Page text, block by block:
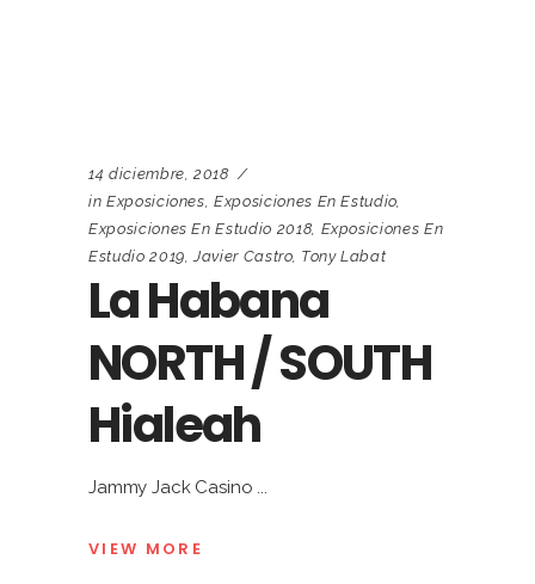
14 diciembre, 2018
in Exposiciones ,Exposiciones En Estudio
Exposiciones En Estudio 2018 Exposiciones En
Estudio 2019
Javier Castro, Tony Labat
La Habana
NORTH / SOUTH
Hialeah
Jammy Jack Casino
VIEW MORE